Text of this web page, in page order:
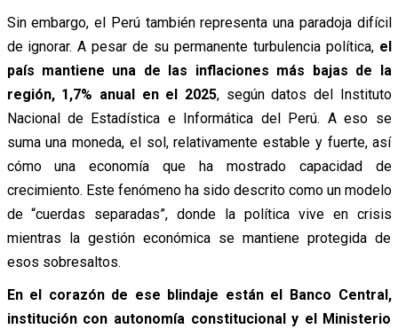
Sin embargo, el Perú también representa una paradoja difícil
de ignorar. A pesar de su permanente turbulencia política, el
país mantiene una de las inflaciones más bajas de la
región, 1,7% anual en el 2025, según datos del Instituto
Nacional de Estadística e Informática del Perú. A eso se
suma una moneda, el sol, relativamente estable y fuerte, así
cómo una economía que ha mostrado capacidad de
crecimiento. Este fenómeno ha sido descrito como un modelo
de “cuerdas separadas”, donde la política vive en crisis
mientras la gestión económica se mantiene protegida de
esos sobresaltos.
En el corazón de ese blindaje están el Banco Central,
institución con autonomía constitucional y el Ministerio